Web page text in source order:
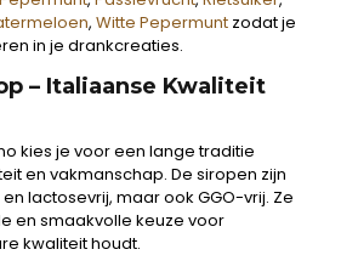
, Witte Pepermuntzodat je
in je drankcreaties.
– Italiaanse Kwaliteit
kies je voor een lange traditie
en vakmanschap. De siropen zijn
lactosevrij, maar ook GGO-vrij. Ze
en smaakvolle keuze voor
kwaliteit houdt.